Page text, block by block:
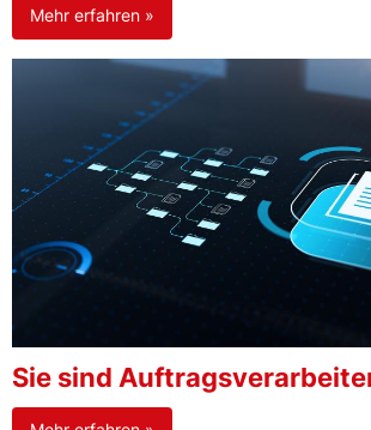
Mehr erfahren »
Sie sind